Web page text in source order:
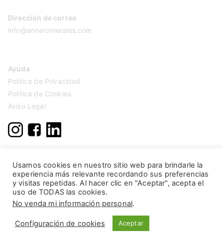
Dirección de correo
info@annaromerales.com
Ayuda
Política de Privacidad
Política de Cookies
Aviso Legal
Usamos cookies en nuestro sitio web para brindarle la
experiencia más relevante recordando sus preferencias
y visitas repetidas. Al hacer clic en "Aceptar", acepta el
uso de TODAS las cookies.
No venda mi información personal.
Configuración de cookies Aceptar